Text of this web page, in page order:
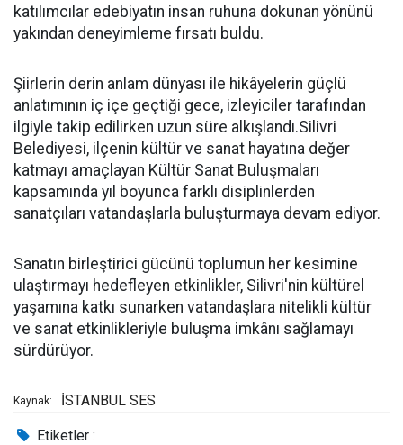
katılımcılar edebiyatın insan ruhuna dokunan yönünü
yakından deneyimleme fırsatı buldu.
Şiirlerin derin anlam dünyası ile hikâyelerin güçlü
anlatımının iç içe geçtiği gece, izleyiciler tarafından
ilgiyle takip edilirken uzun süre alkışlandı.Silivri
Belediyesi, ilçenin kültür ve sanat hayatına değer
katmayı amaçlayan Kültür Sanat Buluşmaları
kapsamında yıl boyunca farklı disiplinlerden
sanatçıları vatandaşlarla buluşturmaya devam ediyor.
Sanatın birleştirici gücünü toplumun her kesimine
ulaştırmayı hedefleyen etkinlikler, Silivri'nin kültürel
yaşamına katkı sunarken vatandaşlara nitelikli kültür
ve sanat etkinlikleriyle buluşma imkânı sağlamayı
sürdürüyor.
Kaynak: İSTANBUL SES
Etiketler :